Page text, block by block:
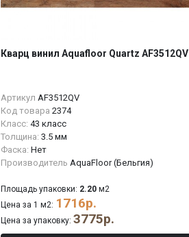
Кварц винил Aquafloor Quartz AF3512QV
Артикул AF3512QV
Код товара 2374
Класс: 43 класс
Толщина: 3.5 мм
Фаска: Нет
Производитель AquaFloor (Бельгия)
Площадь упаковки: 2.20 м2
Цена за 1 м2: 1716р.
Цена за упаковку: 3775р.